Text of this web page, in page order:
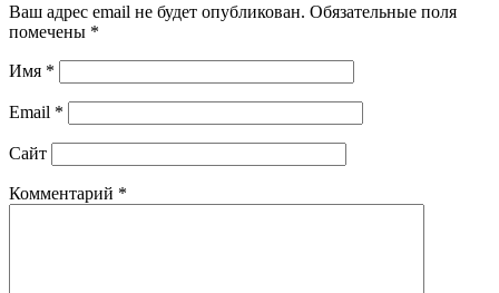
Ваш адрес email не будет опубликован. Обязательные поля
помечены *
Имя *
Email *
Сайт
Комментарий *